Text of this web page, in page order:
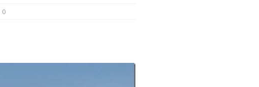
0